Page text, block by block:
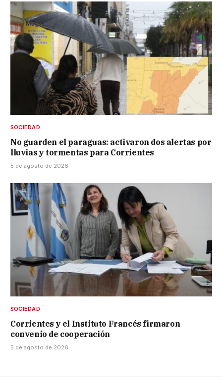
SOCIEDAD
No guarden el paraguas: activaron dos alertas por
lluvias y tormentas para Corrientes
5 de agosto de 2026
SOCIEDAD
Corrientes y el Instituto Francés firmaron
convenio de cooperación
5 de agosto de 2026